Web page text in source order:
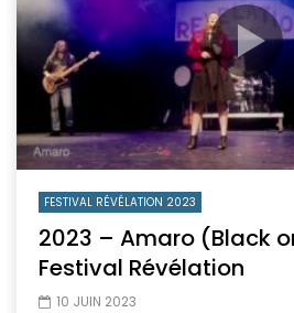
FESTIVAL RÉVÉLATION 2023
2023 – Amaro (Black
Festival Révélation
10 JUIN 2023